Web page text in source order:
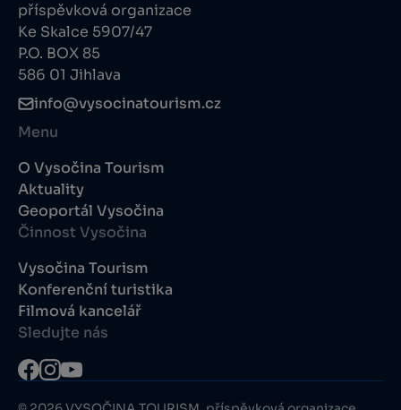
příspěvková organizace
Ke Skalce 5907/47
P.O. BOX 85
586 01 Jihlava
info@vysocinatourism.cz
Menu
O Vysočina Tourism
Aktuality
Geoportál Vysočina
Činnost Vysočina
Vysočina Tourism
Konferenční turistika
Filmová kancelář
Sledujte nás